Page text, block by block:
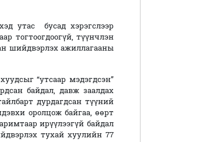
утас бусад хэрэгслээр
тогтоогдоогүй, түүнчлэн
шийдвэрлэх ажиллагааны
“утсаар мэдэгдсэн”
байдал, давж заалдах
дурдагдсан түүний
оролцож байгаа, өөрт
ирүүлээгүй байдал
тухай хуулийн 77